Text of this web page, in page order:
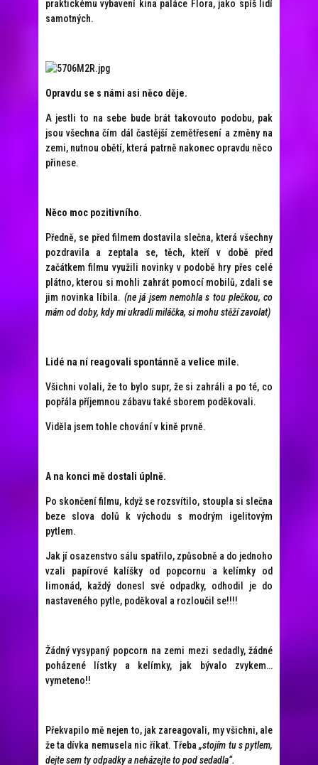
praktickému vybavení kina paláce Flora, jako spíš lidí
samotných.
Opravdu se s námi asi něco děje.
A jestli to na sebe bude brát takovouto podobu, pak
jsou všechna čím dál častější zemětřesení a změny na
zemi, nutnou obětí, která patrně nakonec opravdu něco
přinese.
Něco moc pozitivního.
Předně, se před filmem dostavila slečna, která všechny
pozdravila a zeptala se, těch, kteří v době před
začátkem filmu využili novinky v podobě hry přes celé
plátno, kterou si mohli zahrát pomocí mobilů, zdali se
jim novinka líbila. (ne já jsem nemohla s tou plečkou, co
mám od doby, kdy mi ukradli miláčka, si mohu stěží zavolat)
Lidé na ní reagovali spontánně a velice mile.
Všichni volali, že to bylo supr, že si zahráli a po té, co
popřála příjemnou zábavu také sborem poděkovali.
Viděla jsem tohle chování v kině prvně.
A na konci mě dostali úplně.
Po skončení filmu, když se rozsvítilo, stoupla si slečna
beze slova dolů k východu s modrým igelitovým
pytlem.
Jak jí osazenstvo sálu spatřilo, způsobně a do jednoho
vzali papírové kalíšky od popcornu a kelímky od
limonád, každý donesl své odpadky, odhodil je do
nastaveného pytle, poděkoval a rozloučil se!!!!
Žádný vysypaný popcorn na zemi mezi sedadly, žádné
poházené lístky a kelímky, jak bývalo zvykem…
vymeteno!!
Překvapilo mě nejen to, jak zareagovali, my všichni, ale
že ta dívka nemusela nic říkat. Třeba„stojím tu s pytlem,
dejte sem ty odpadky a neházejte to pod sedadla“.